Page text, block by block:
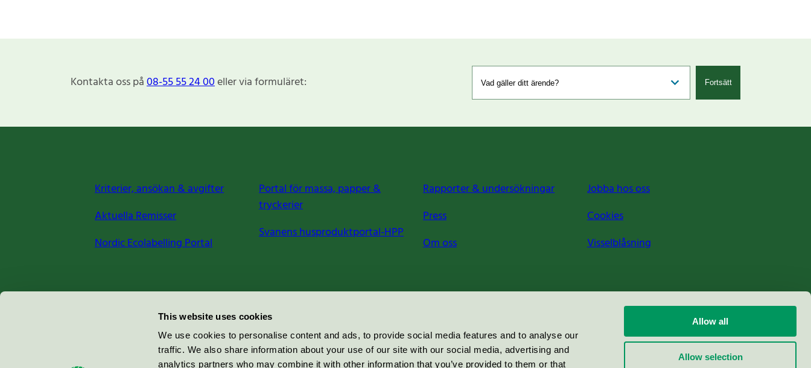
This website uses cookies
We use cookies to personalise content and ads, to provide social media features and to analyse our
traffic. We also share information about your use of our site with our social media, advertising and
analytics partners who may combine it with other information that you’ve provided to them or that
Allow all
Allow selection
Kontakta oss på08-55 55 24 00eller via formuläret: Fortsätt
Kriterier, ansökan & avgifter
Aktuella Remisser
Nordic Ecolabelling Portal
Portal för massa, papper &
tryckerier
Svanens husproduktportal-HPP
Rapporter & undersökningar
Press
Om oss
Jobba hos oss
Cookies
Visselblåsning
Miljömärkning Sverige AB
100 64